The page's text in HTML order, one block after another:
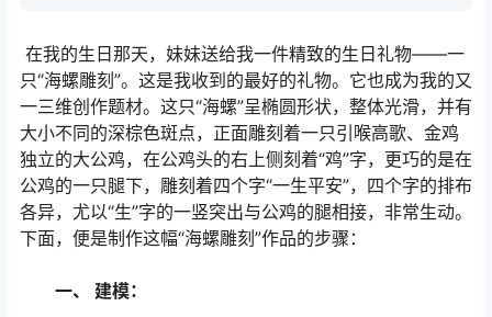
在我的生日那天，妹妹送给我一件精致的生日礼物――一
只“海螺雕刻”。这是我收到的最好的礼物。它也成为我的又
一三维创作题材。这只“海螺”呈椭圆形状，整体光滑，并有
大小不同的深棕色斑点，正面雕刻着一只引喉高歌、金鸡
独立的大公鸡，在公鸡头的右上侧刻着“鸡”字，更巧的是在
公鸡的一只腿下，雕刻着四个字“一生平安”，四个字的排布
各异，尤以“生”字的一竖突出与公鸡的腿相接，非常生动。
下面，便是制作这幅“海螺雕刻”作品的步骤：
一、 建模：